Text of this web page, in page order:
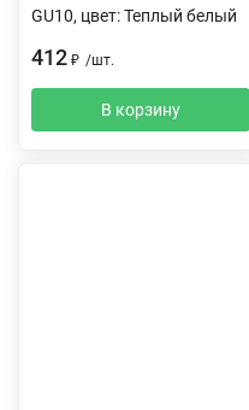
GU10, цвет: Теплый белый
412 ₽ /шт.
В корзину